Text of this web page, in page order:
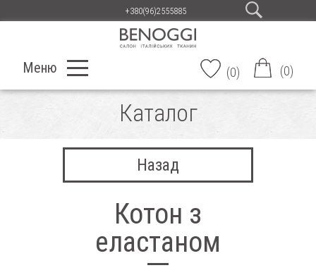
+380(96)2555885
Меню (0) (0)
Каталог
Назад
Котон з
еластаном